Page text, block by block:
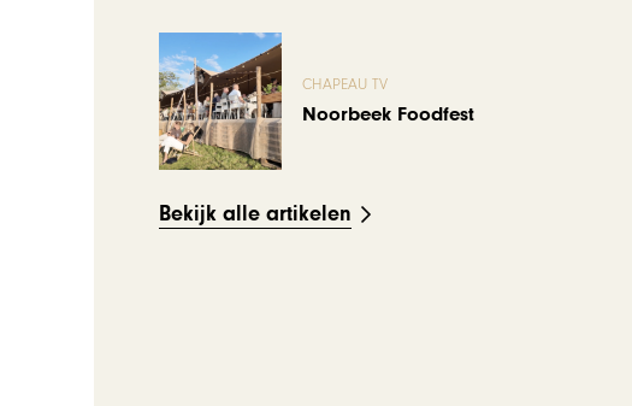
CHAPEAU TV
Noorbeek Foodfest
Bekijk alle artikelen